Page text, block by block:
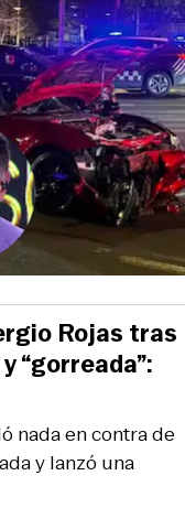
nada en contra de
y lanzó una
Rojas tras
“gorreada”: